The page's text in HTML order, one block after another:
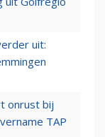
uit:
onrust bij
TAP